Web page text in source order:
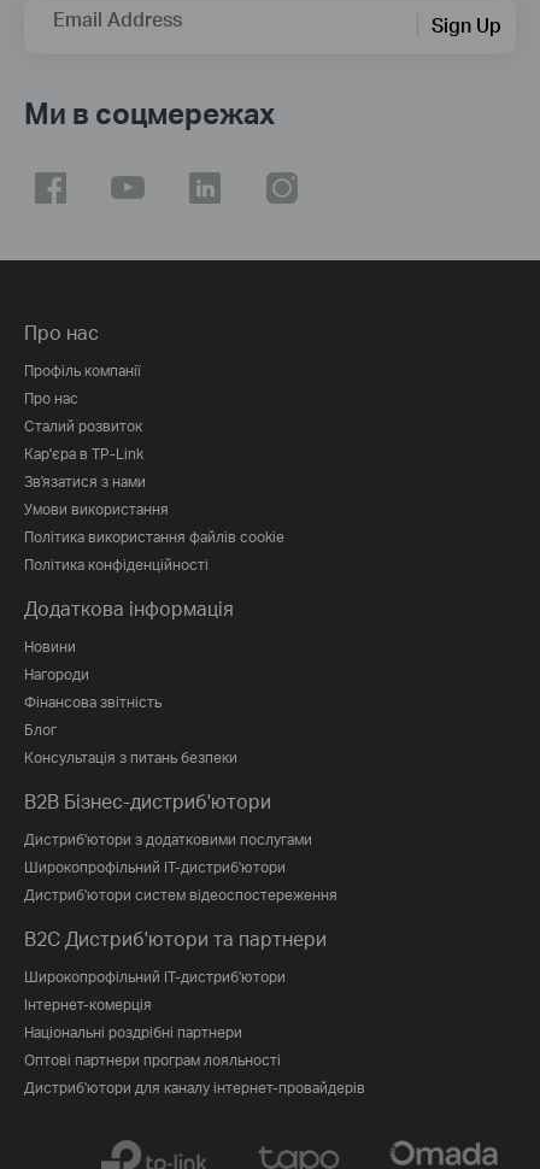
Email Address Sign Up
Ми в соцмережах
Про нас
Профіль компанії
Про нас
Сталий розвиток
Кар'єра в TP-Link
Зв'язатися з нами
Умови використання
Політика використання файлів cookie
Політика конфіденційності
Додаткова інформація
Новини
Нагороди
Фінансова звітність
Блог
Консультація з питань безпеки
B2B Бізнес-дистриб'ютори
Дистриб'ютори з додатковими послугами
Широкопрофільний IT-дистриб'ютори
Дистриб'ютори систем відеоспостереження
B2C Дистриб'ютори та партнери
Широкопрофільний IT-дистриб'ютори
Інтернет-комерція
Національні роздрібні партнери
Оптові партнери програм лояльності
Дистриб'ютори для каналу інтернет-провайдерів